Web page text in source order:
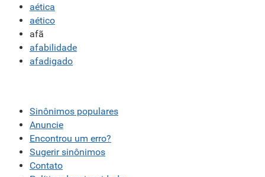
Outro
aética
aético
afã
afabilidade
afadigado
Sinônimos populares
Anuncie
Encontrou um erro?
Sugerir sinônimos
Contato